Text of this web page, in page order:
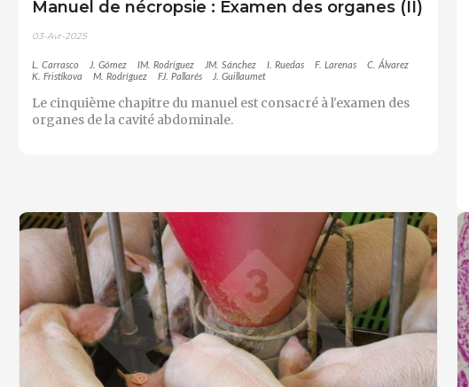
Manuel de nécropsie : Examen des organes (II)
03-Avr-2025
L. Carrasco J. Gómez IM. Rodríguez JM. Sánchez I. Ruedas F. Larenas
C. Álvarez
K. Fristikova
M. Rodríguez FJ. Pallarés J. Guillaumet
Le cinquième chapitre du manuel est consacré à l'examen des
organes de la cavité abdominale.